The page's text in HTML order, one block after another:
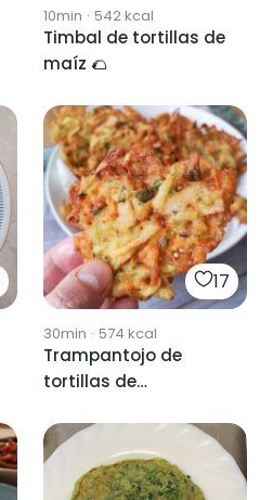
10min · 542kcal
Timbal de tortillas de
maíz 🌮
17
30min · 574 kcal
Trampantojo de
tortillas de